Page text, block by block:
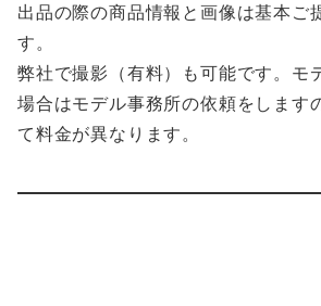
出品の際の商品情報と画像は基本ご
す。
弊社で撮影（有料）も可能です。モ
場合はモデル事務所の依頼をします
て料金が異なります。